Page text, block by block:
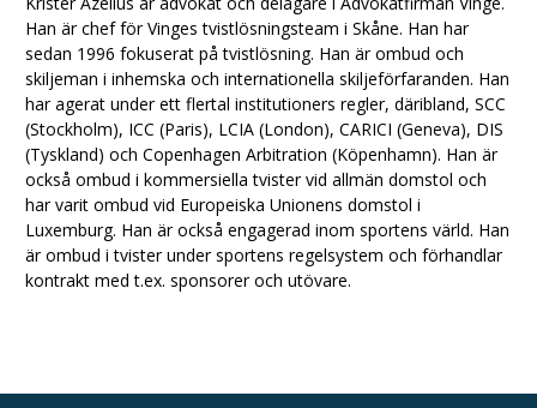
Han är chef för Vinges tvistlösningsteam i Skåne. Han har
sedan 1996 fokuserat på tvistlösning. Han är ombud och
skiljeman i inhemska och internationella skiljeförfaranden. Han
har agerat under ett flertal institutioners regler, däribland, SCC
(Stockholm), ICC (Paris), LCIA (London), CARICI (Geneva), DIS
(Tyskland) och Copenhagen Arbitration (Köpenhamn). Han är
också ombud i kommersiella tvister vid allmän domstol och
har varit ombud vid Europeiska Unionens domstol i
Luxemburg. Han är också engagerad inom sportens värld. Han
är ombud i tvister under sportens regelsystem och förhandlar
kontrakt med t.ex. sponsorer och utövare.